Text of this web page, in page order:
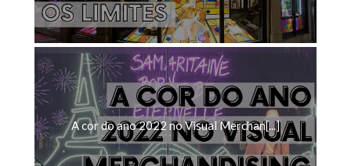
A cor do ano 2022 no Visual Merchan[...]